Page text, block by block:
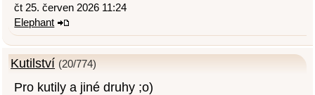
čt 25. červen 2026 11:24
Elephant
Kutilství (20/774)
Pro kutily a jiné druhy ;o)